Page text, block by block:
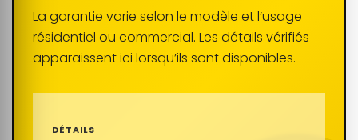
La garantie varie selon le modèle et l’usage
résidentiel ou commercial. Les détails vérifiés
apparaissent ici lorsqu’ils sont disponibles.
DÉTAILS